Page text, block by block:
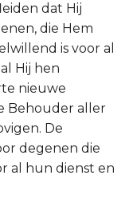
dat Hij
die Hem
is voor al
Hij hen
nieuwe
Behouder aller
De
degenen die
al hun dienst en